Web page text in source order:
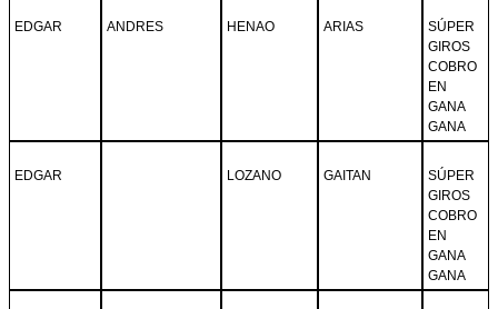
EDGAR ANDRES HENAO ARIAS
SÚPER
GIROS
COBRO
EN
GANA
GANA
EDGAR LOZANO GAITAN
SÚPER
GIROS
COBRO
EN
GANA
GANA